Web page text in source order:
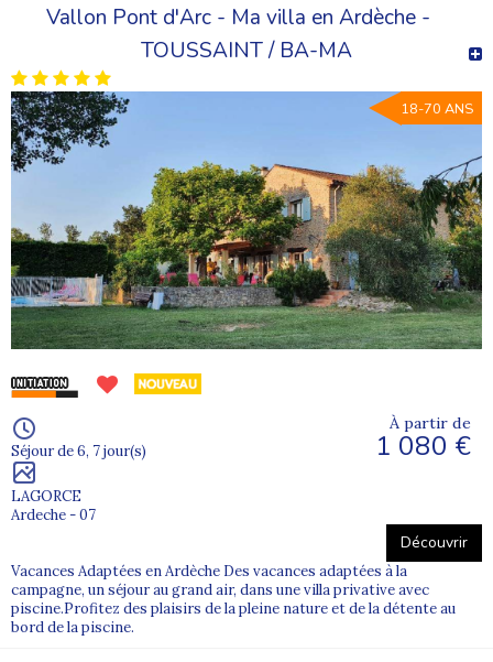
Vallon Pont d'Arc - Ma villa en Ardèche -
TOUSSAINT / BA-MA
18-70 ANS
Séjour de 6, 7 jour(s)
LAGORCE
Ardeche - 07
À partir de
1 080 €
Découvrir
Vacances Adaptées en Ardèche Des vacances adaptées à la
campagne, un séjour au grand air, dans une villa privative avec
piscine.Profitez des plaisirs de la pleine nature et de la détente au
bord de la piscine.